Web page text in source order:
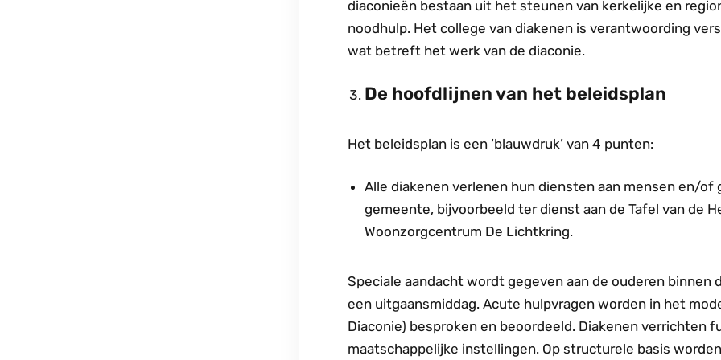
diaconieën bestaan uit het steunen van kerkelijke en
noodhulp. Het college van diakenen is verantwoording
wat betreft het werk van de diaconie.
De hoofdlijnen van het beleidsplan
Het beleidsplan is een ‘blauwdruk’ van 4 punten:
Alle diakenen verlenen hun diensten aan mensen en/
gemeente, bijvoorbeeld ter dienst aan de Tafel van de
Woonzorgcentrum De Lichtkring.
Speciale aandacht wordt gegeven aan de ouderen binnen
een uitgaansmiddag. Acute hulpvragen worden in het
Diaconie) besproken en beoordeeld. Diakenen verrichten
maatschappelijke instellingen. Op structurele basis